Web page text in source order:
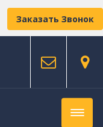
Заказать Звонок